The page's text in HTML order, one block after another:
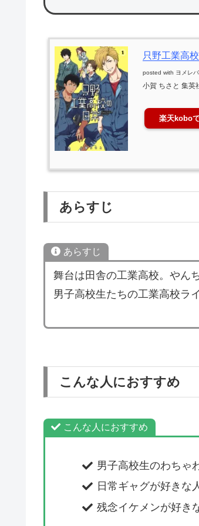
只野工業高
posted with ヨメレバ
小賀 ちさと 集英
楽天kobo
あらすじ
あらすじ
舞台は田舎の工業高校。やん
男子高校生たちの工業高校ライ
こんな人におすすめ
こんな人におすすめ
男子高校生のわちゃ
日常ギャグが好きな
残念イケメンが好き